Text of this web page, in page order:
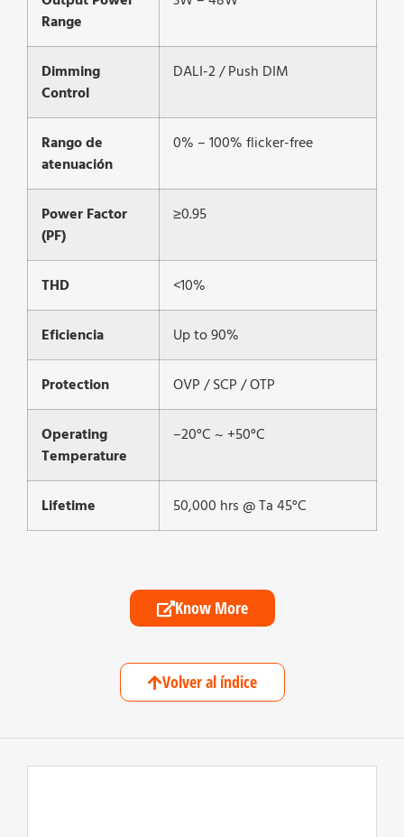
Range
Dimming
Control
DALI-2 / Push DIM
Rango de
atenuación
0% – 100% flicker-free
Power Factor
(PF)
≥0.95
THD <10%
Eficiencia Up to 90%
Protection OVP / SCP / OTP
Operating
Temperature
–20°C ~ +50°C
Lifetime 50,000 hrs @ Ta 45°C
Know More
Volver al índice